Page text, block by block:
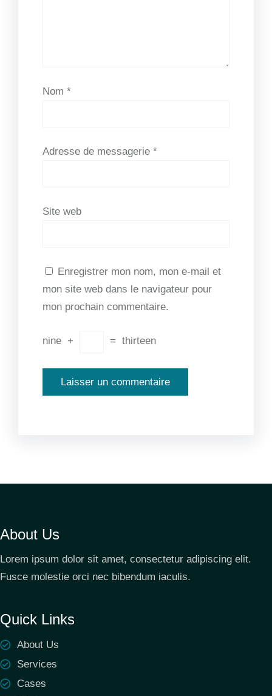
Nom *
Adresse de messagerie *
Site web
Enregistrer mon nom, mon e-mail et
mon site web dans le navigateur pour
mon prochain commentaire.
nine + = thirteen
About Us
Lorem ipsum dolor sit amet, consectetur adipiscing elit.
Fusce molestie orci nec bibendum iaculis.
Quick Links
About Us
Services
Cases